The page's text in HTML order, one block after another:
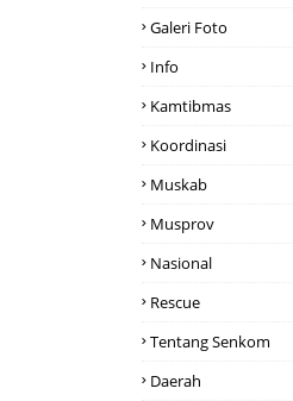
Galeri Foto
Info
Kamtibmas
Koordinasi
Muskab
Musprov
Nasional
Rescue
Tentang Senkom
Daerah